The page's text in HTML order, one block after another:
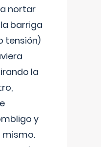
nortar
barriga
tensión)
la
y
mismo.